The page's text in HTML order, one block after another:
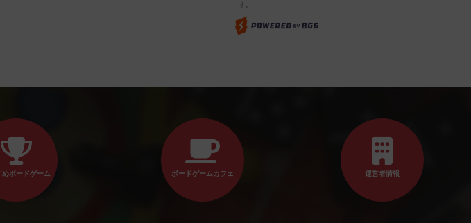
す。
めボードゲーム ボードゲームカフェ 運営者情報